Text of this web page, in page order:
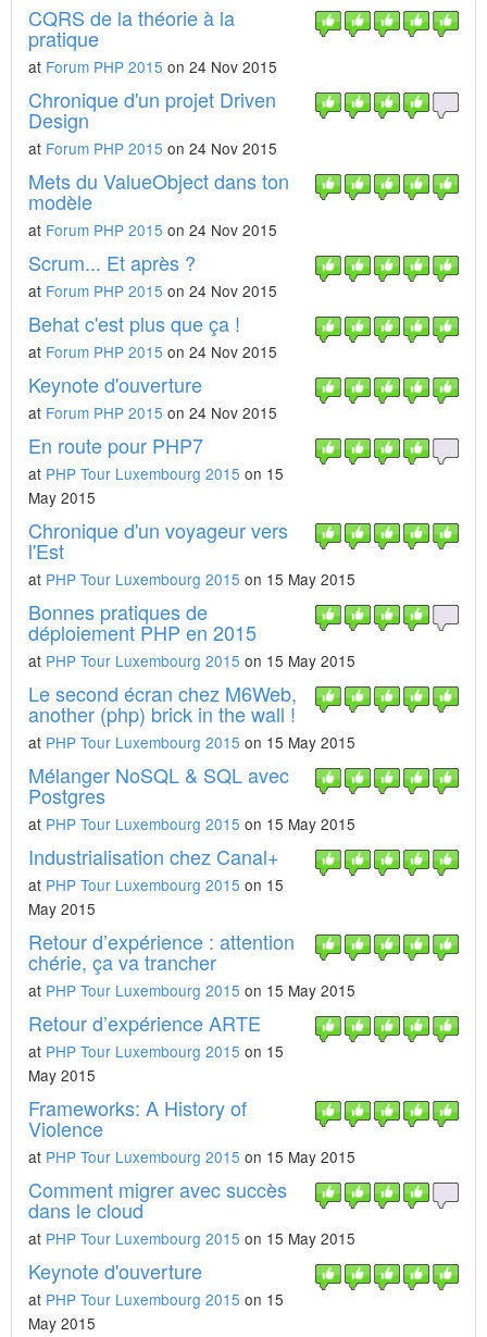
CQRS de la théorie à la
pratique
at Forum PHP 2015 on 24 Nov 2015
Chronique d'un projet Driven
Design
at Forum PHP 2015 on 24 Nov 2015
Mets du ValueObject dans ton
modèle
at Forum PHP 2015 on 24 Nov 2015
Scrum... Et après ?
at Forum PHP 2015 on 24 Nov 2015
Behat c'est plus que ça !
at Forum PHP 2015 on 24 Nov 2015
Keynote d'ouverture
at Forum PHP 2015 on 24 Nov 2015
En route pour PHP7
at PHP Tour Luxembourg 2015 on 15
May 2015
Chronique d'un voyageur vers
l'Est
at PHP Tour Luxembourg 2015 on 15 May 2015
Bonnes pratiques de
déploiement PHP en 2015
at PHP Tour Luxembourg 2015 on 15 May 2015
Le second écran chez M6Web,
another (php) brick in the wall !
at PHP Tour Luxembourg 2015 on 15 May 2015
Mélanger NoSQL & SQL avec
Postgres
at PHP Tour Luxembourg 2015 on 15 May 2015
Industrialisation chez Canal+
at PHP Tour Luxembourg 2015 on 15
May 2015
Retour d’expérience : attention
chérie, ça va trancher
at PHP Tour Luxembourg 2015 on 15 May 2015
Retour d’expérience ARTE
at PHP Tour Luxembourg 2015 on 15
May 2015
Frameworks: A History of
Violence
at PHP Tour Luxembourg 2015 on 15 May 2015
Comment migrer avec succès
dans le cloud
at PHP Tour Luxembourg 2015 on 15 May 2015
Keynote d'ouverture
at PHP Tour Luxembourg 2015 on 15
May 2015